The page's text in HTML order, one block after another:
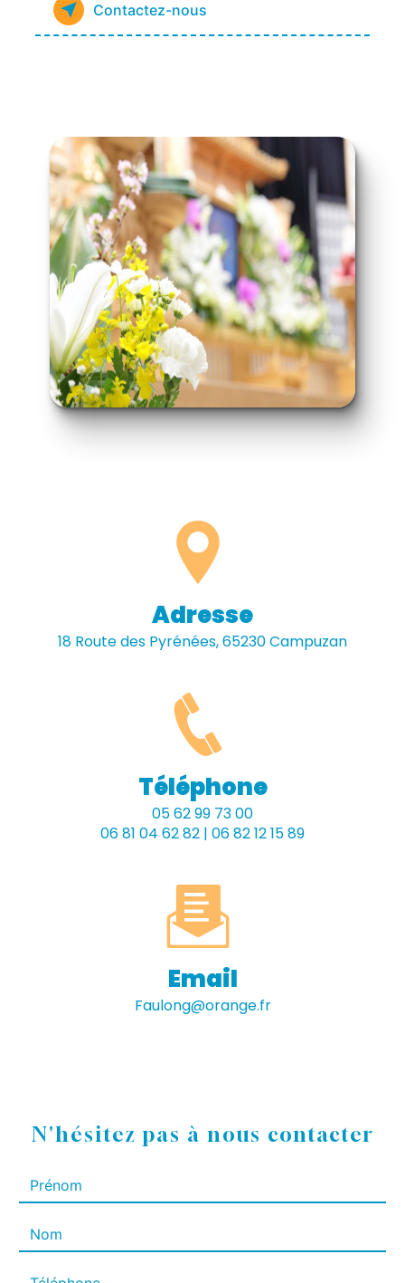
Contactez-nous
Adresse
18 Route des Pyrénées, 65230 Campuzan
Téléphone
05 62 99 73 00
06 81 04 62 82 | 06 82 12 15 89
Email
faulong@orange.fr
N'hésitez pas à nous contacter